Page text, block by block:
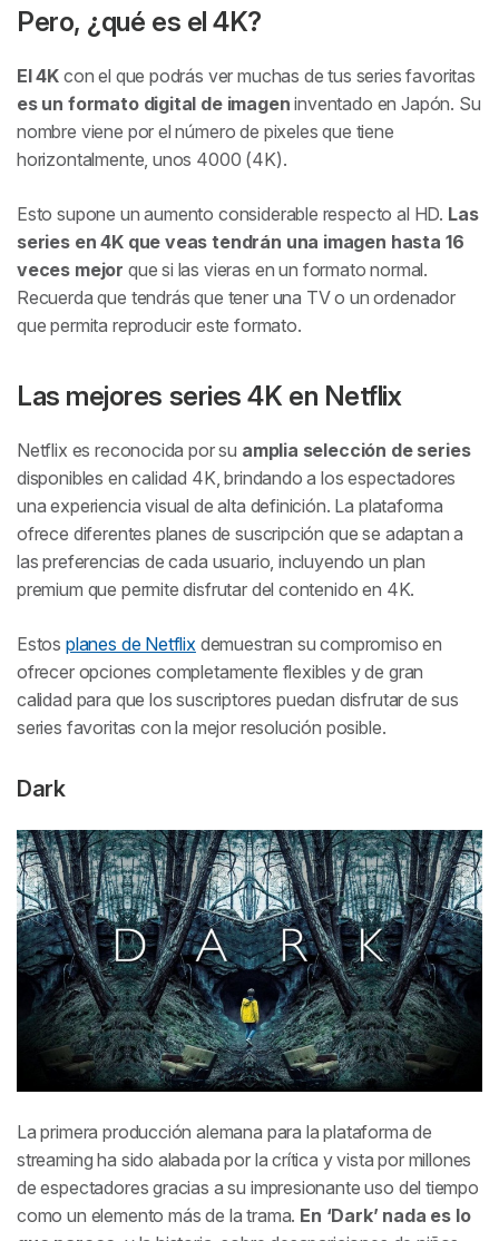
Las mejores series 4K en Netflix
Las mejores series 4K en Prime Video
Las mejores series 4K en HBO
Pero, ¿qué es el 4K?
El 4K con el que podrás ver muchas de tus series favoritas
es un formato digital de imagen inventado en Japón. Su
nombre viene por el número de pixeles que tiene
horizontalmente, unos 4000 (4K).
Esto supone un aumento considerable respecto al HD. Las
series en 4K que veas tendrán una imagen hasta 16
veces mejor que si las vieras en un formato normal.
Recuerda que tendrás que tener una TV o un ordenador
que permita reproducir este formato.
Las mejores series 4K en Netflix
Netflix es reconocida por su amplia selección de series
disponibles en calidad 4K, brindando a los espectadores
una experiencia visual de alta definición. La plataforma
ofrece diferentes planes de suscripción que se adaptan a
las preferencias de cada usuario, incluyendo un plan
premium que permite disfrutar del contenido en 4K.
Estos planes de Netflix demuestran su compromiso en
ofrecer opciones completamente flexibles y de gran
calidad para que los suscriptores puedan disfrutar de sus
series favoritas con la mejor resolución posible.
Dark
La primera producción alemana para la plataforma de
streaming ha sido alabada por la crítica y vista por millones
de espectadores gracias a su impresionante uso del tiempo
como un elemento más de la trama. En ‘Dark’ nada es lo